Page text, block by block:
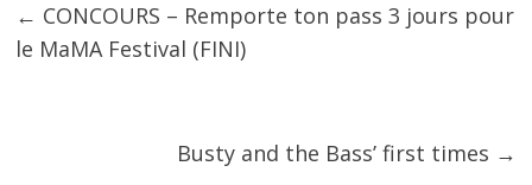
← CONCOURS – Remporte ton pass 3 jours pour
le MaMA Festival (FINI)
Busty and the Bass’ first times →